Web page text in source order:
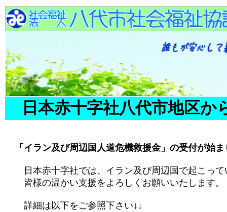
日本赤十字社八代市地区か
「イラン及び周辺国人道危機救援金」の受付が始
日本赤十字社では、イラン及び周辺国で起こって
皆様の温かい支援をよろしくお願いいたします。
詳細は以下をご参照下さい↓↓